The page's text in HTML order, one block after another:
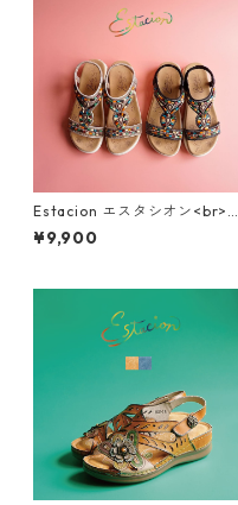
Estacion エスタシオン<br>エ
スニック調カラフルビーズデ
ザインコンフォートサンダル 3
¥9,900